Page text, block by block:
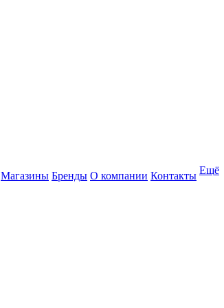
Магазины Бренды О компании Контакты Ещё